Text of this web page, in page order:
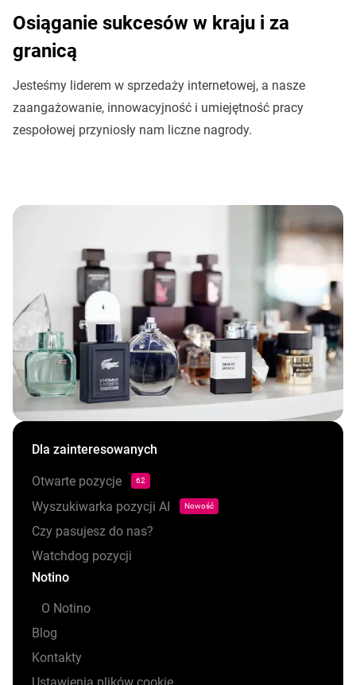
Osiąganie sukcesów w kraju i za
granicą
Jesteśmy liderem w sprzedaży internetowej, a nasze
zaangażowanie, innowacyjność i umiejętność pracy
zespołowej przyniosły nam liczne nagrody.
Dla zainteresowanych
Otwarte pozycje 62
Wyszukiwarka pozycji AI Nowość
Czy pasujesz do nas?
Watchdog pozycji
Notino
O Notino
Blog
Kontakty